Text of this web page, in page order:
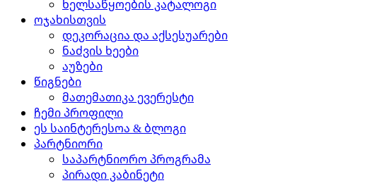
ხელსაწყოების კატალოგი
ოჯახისთვის
დეკორაცია და აქსესუარები
ნაძვის ხეები
აუზები
წიგნები
მათემათიკა ევერესტი
ჩემი პროფილი
ეს საინტერესოა & ბლოგი
პარტნიორი
საპარტნიორო პროგრამა
პირადი კაბინეტი